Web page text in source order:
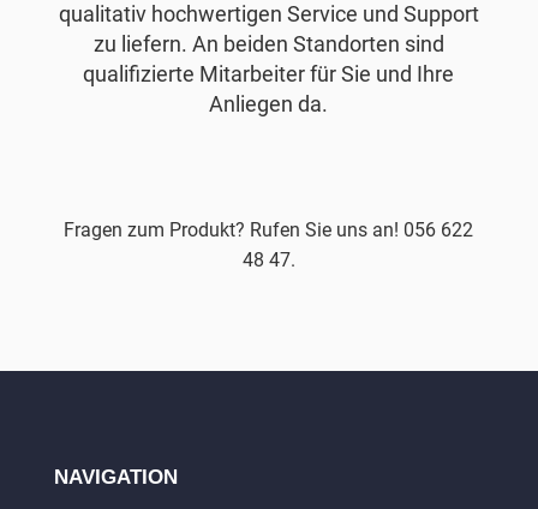
qualitativ hochwertigen Service und Support
zu liefern. An beiden Standorten sind
qualifizierte Mitarbeiter für Sie und Ihre
Anliegen da.
Fragen zum Produkt? Rufen Sie uns an! 056 622
48 47.
NAVIGATION